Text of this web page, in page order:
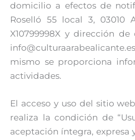
domicilio a efectos de
Roselló 55 local 3, 03010
X10799998X y dirección
mismo se proporciona
actividades.
El acceso y uso del sitio
realiza la condición de
aceptación íntegra, expresa